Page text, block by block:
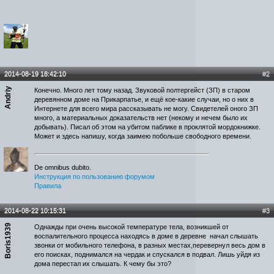
#2
2014-08-19 18:42:10
Andriy
Конечно. Много лет тому назад. Звуковой полтергейст (ЗП) в старом
деревянном доме на Прикарпатье, и ещё кое-какие случаи, но о них в
Интернете для всего мира рассказывать не могу. Свидетелей оного ЗП
много, а материальных доказательств нет (некому и нечем было их
добывать). Писал об этом на убитом паблике в проклятой мордокнижке.
Может и здесь напишу, когда заимею побольше свободного времени.
De omnibus dubito.
Инструкция по пользованию форумом
Правила
#3
2014-08-22 10:15:31
Boris1939
Однажды при очень высокой температуре тела, возникшей от
воспалительного процесса находясь в доме в деревне начал слышать
звонки от мобильного телефона, в разных местах,перевернул весь дом в
его поисках, поднимался на чердак и спускался в подвал. Лишь уйдя из
дома перестал их слышать. К чему бы это?